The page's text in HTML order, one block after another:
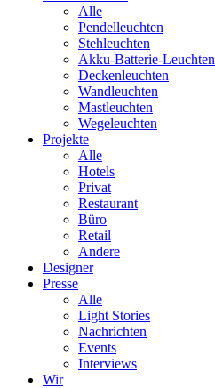
Alle
Pendelleuchten
Stehleuchten
Akku-Batterie-Leuchten
Deckenleuchten
Wandleuchten
Mastleuchten
Wegeleuchten
Projekte
Alle
Hotels
Privat
Restaurant
Büro
Retail
Andere
Designer
Presse
Alle
Light Stories
Nachrichten
Events
Interviews
Wir